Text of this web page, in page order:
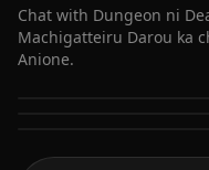
Chat with Dungeon ni
Machigatteiru Darou ka
Anione.